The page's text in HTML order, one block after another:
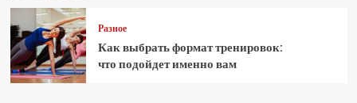
Разное
Как выбрать формат тренировок:
что подойдет именно вам